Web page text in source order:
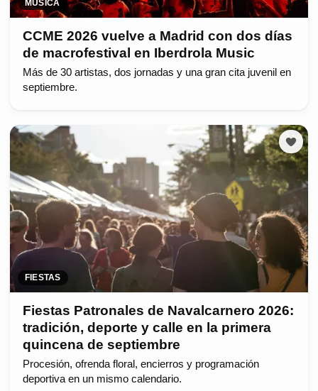
MÚSICA
CCME 2026 vuelve a Madrid con dos días
de macrofestival en Iberdrola Music
Más de 30 artistas, dos jornadas y una gran cita juvenil en
septiembre.
FIESTAS
Fiestas Patronales de Navalcarnero 2026:
tradición, deporte y calle en la primera
quincena de septiembre
Procesión, ofrenda floral, encierros y programación
deportiva en un mismo calendario.